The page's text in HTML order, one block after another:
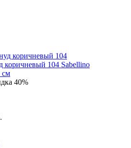
коричневый 104 Sabellino
см